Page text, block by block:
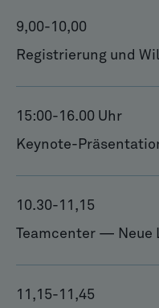
9,00-10,00
Registrierung und
15:00-16.00 Uhr
Keynote-
10.30-11,15
Teamcenter — Neue
11,15-11,45